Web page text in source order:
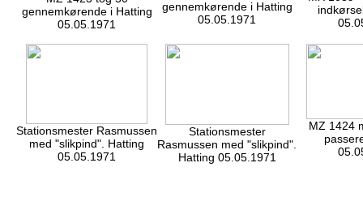
gennemkørende i Hatting
05.05.1971
gennemkørende i Hatting
05.05.1971
Stationsmester Rasmussen
med "slikpind". Hatting
05.05.1971
Stationsmester
Rasmussen med "slikpind".
Hatting 05.05.1971
MZ 1424